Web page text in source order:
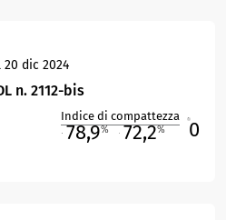
20 dic 2024
n. 2112-bis
Indice di compattezza
78,9% 72,2% 0